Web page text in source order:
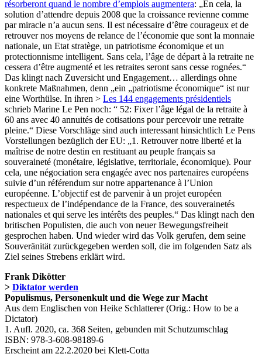
résorberont quand le nombre d’emplois augmentera: „En cela, la
solution d’attendre depuis 2008 que la croissance revienne comme
par miracle n’a aucun sens. Il est nécessaire d’être courageux et de
retrouver nos moyens de relance de l’économie que sont la monnaie
nationale, un Etat stratège, un patriotisme économique et un
protectionnisme intelligent. Sans cela, l’âge de départ à la retraite ne
cessera d’être augmenté et les retraites seront sans cesse rognées.“
Das klingt nach Zuversicht und Engagement… allerdings ohne
konkrete Maßnahmen, denn „ein „patriotisme économique“ ist nur
eine Worthülse. In ihren > Les 144 engagements présidentiels
schrieb Marine Le Pen noch: “ 52: Fixer l’âge légal de la retraite à
60 ans avec 40 annuités de cotisations pour percevoir une retraite
pleine.“ Diese Vorschläge sind auch interessant hinsichtlich Le Pens
Vorstellungen bezüglich der EU: „1. Retrouver notre liberté et la
maîtrise de notre destin en restituant au peuple français sa
souveraineté (monétaire, législative, territoriale, économique). Pour
cela, une négociation sera engagée avec nos partenaires européens
suivie d’un référendum sur notre appartenance à l’Union
européenne. L’objectif est de parvenir à un projet européen
respectueux de l’indépendance de la France, des souverainetés
nationales et qui serve les intérêts des peuples.“ Das klingt nach den
britischen Populisten, die auch von neuer Bewegungsfreiheit
gesprochen haben. Und wieder wird das Volk gerufen, dem seine
Souveränität zurückgegeben werden soll, die im folgenden Satz als
Ziel seines Strebens erklärt wird.
Frank Dikötter
> Diktator werden
Populismus, Personenkult und die Wege zur Macht
Aus dem Englischen von Heike Schlatterer (Orig.: How to be a
Dictator)
1. Aufl. 2020, ca. 368 Seiten, gebunden mit Schutzumschlag
ISBN: 978-3-608-98189-6
Erscheint am 22.2.2020 bei Klett-Cotta